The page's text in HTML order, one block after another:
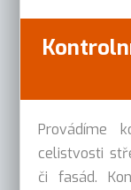
Provádíme
celistvosti
či fasád.